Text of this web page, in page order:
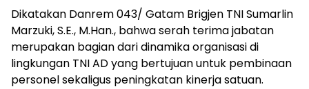
Dikatakan Danrem 043/ Gatam Brigjen TNI Sumarlin
Marzuki, S.E., M.Han., bahwa serah terima jabatan
merupakan bagian dari dinamika organisasi di
lingkungan TNI AD yang bertujuan untuk pembinaan
personel sekaligus peningkatan kinerja satuan.